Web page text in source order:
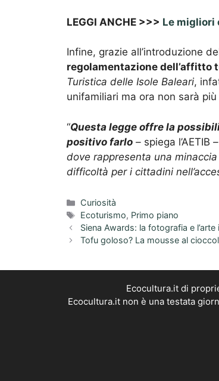
LEGGI ANCHE >>> Le migliori
Infine, grazie all’introduzione
regolamentazione dell’affitto
Turistica delle Isole Baleari,
unifamiliari ma ora non sarà più
“Questa legge offre la
positivo farlo – spiega l’AETIB
dove rappresenta una
difficoltà per i cittadini
Categorie
Curiosità
Tag
Ecoturismo, Primo piano
Siena Awards: la fotografia e
Tofu goloso? La mousse al
Ecocultura.it di
Ecocultura.it non è una testata